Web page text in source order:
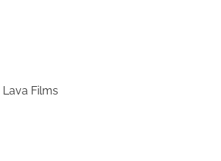
Lava Films